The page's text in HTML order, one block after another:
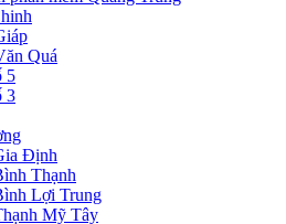
Quá
5
3
Định
Thạnh
Lợi Trung
Mỹ Tây